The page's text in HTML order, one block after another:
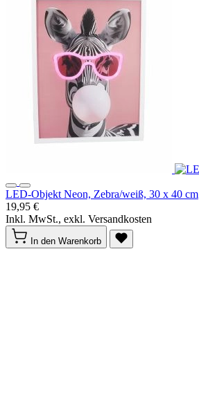
LED-Objekt Neon, Zebra/weiß, 30 x 40 cm
19,95 €
Inkl. MwSt., exkl. Versandkosten
In den Warenkorb